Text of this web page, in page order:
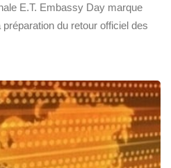
E.T. Embassy Day marque
du retour officiel des